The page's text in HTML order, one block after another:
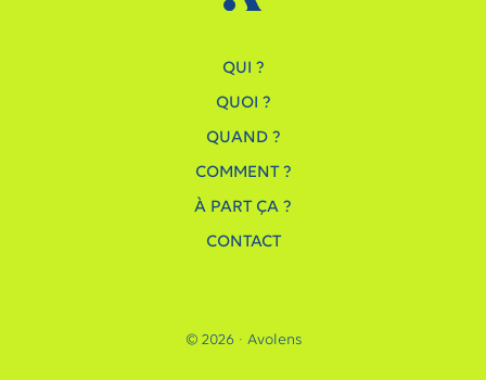
QUI ?
QUOI ?
QUAND ?
COMMENT ?
À PART ÇA ?
CONTACT
© 2026 · Avolens